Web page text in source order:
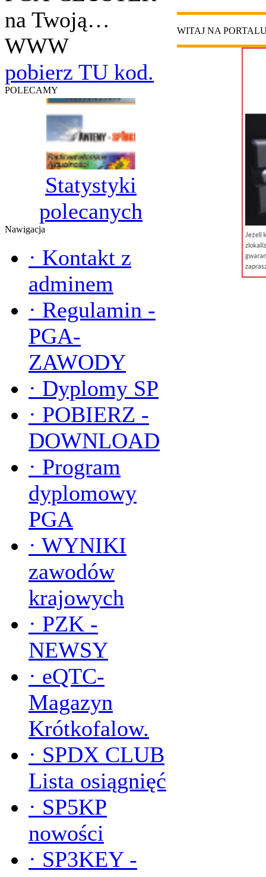
na Twoją…
WWW
pobierz TU kod.
POLECAMY
Statystyki
polecanych
Nawigacja
· Kontakt z
adminem
· Regulamin -
PGA-
ZAWODY
· Dyplomy SP
· POBIERZ -
DOWNLOAD
· Program
dyplomowy
PGA
· WYNIKI
zawodów
krajowych
· PZK -
NEWSY
· eQTC-
Magazyn
Krótkofalow.
· SPDX CLUB
Lista osiągnięć
· SP5KP
nowości
· SP3KEY -
WITAJ NA